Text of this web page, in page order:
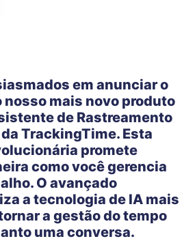
em anunciar o
nosso mais novo produto
de Rastreamento
TrackingTime. Esta
promete
como você gerencia
O avançado
a tecnologia de IA mais
a gestão do tempo
uma conversa.